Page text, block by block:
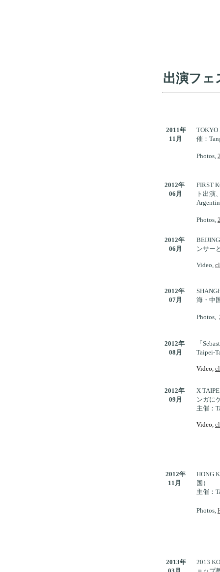
出演フェ
2011年
11月
TOKYO
催：
Photos,
2012年
06月
FIRST
ト出演
Photos,
2012年
06月
ンサー
Video,
2012年
07月
海・中
Photos,
2012年
08月
「
Taipei-
Video,
2012年
09月
X
ンガに
主催：
Video,
2012年
11月
HONG
国）
主催：
Photos,
2013年
2013